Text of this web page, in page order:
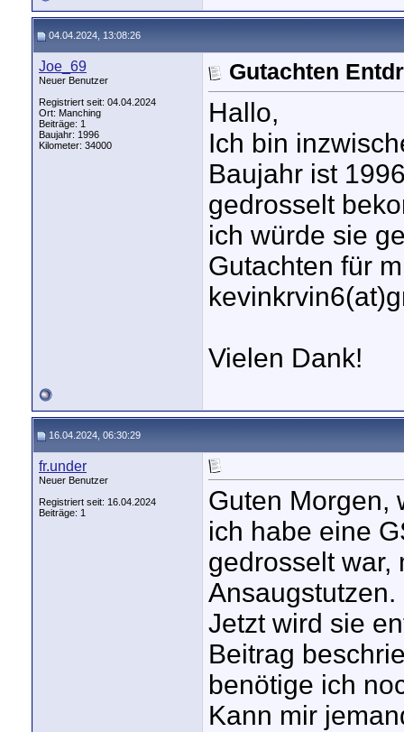
04.04.2024, 13:08:26
Joe_69
Neuer Benutzer
Registriert seit: 04.04.2024
Ort: Manching
Beiträge: 1
Baujahr: 1996
Kilometer: 34000
Gutachten
Hallo,
Ich bin
Baujahr ist
gedrosselt
ich würde sie
Gutachten für
Vielen Dank!
16.04.2024, 06:30:29
fr.under
Neuer Benutzer
Registriert seit: 16.04.2024
Beiträge: 1
Guten Morgen,
ich habe eine
gedrosselt war,
Ansaugstutzen.
Jetzt wird sie
Beitrag
benötige ich
Kann mir